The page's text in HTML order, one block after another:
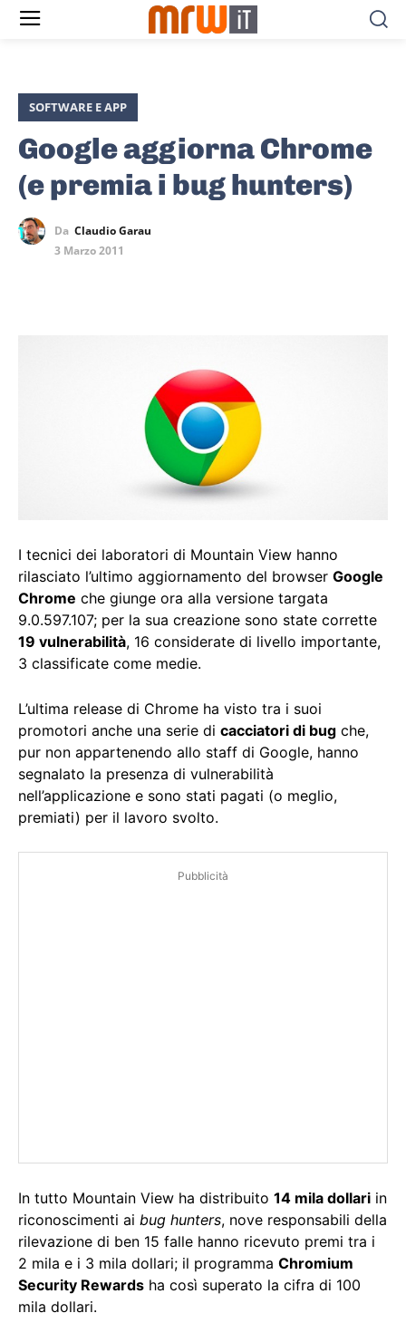
SOFTWARE E APP
Google aggiorna Chrome
(e premia i bug hunters)
Da Claudio Garau
3 Marzo 2011
I tecnici dei laboratori di Mountain View hanno
rilasciato l’ultimo aggiornamento del browser Google
Chrome che giunge ora alla versione targata
9.0.597.107; per la sua creazione sono state corrette
19 vulnerabilità, 16 considerate di livello importante,
3 classificate come medie.
L’ultima release di Chrome ha visto tra i suoi
promotori anche una serie di cacciatori di bug che,
pur non appartenendo allo staff di Google, hanno
segnalato la presenza di vulnerabilità
nell’applicazione e sono stati pagati (o meglio,
premiati) per il lavoro svolto.
Pubblicità
In tutto Mountain View ha distribuito 14 mila dollari in
riconoscimenti ai bug hunters, nove responsabili della
rilevazione di ben 15 falle hanno ricevuto premi tra i
2 mila e i 3 mila dollari; il programma Chromium
Security Rewards ha così superato la cifra di 100
mila dollari.